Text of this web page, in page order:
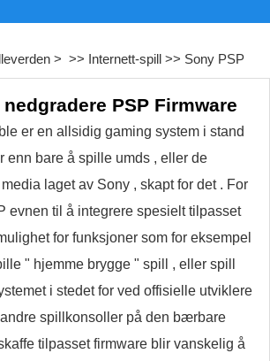
> >> Internett-spill >> Sony PSP
PSP Firmware
er en allsidig gaming system i stand
enn bare å spille umds , eller de
laget av Sony , skapt for det . For
evnen til å integrere spesielt tilpasset
for funksjoner som for eksempel
" hjemme brygge " spill , eller spill
i stedet for ved offisielle utviklere
spillkonsoller på den bærbare
tilpasset firmware blir vanskelig å